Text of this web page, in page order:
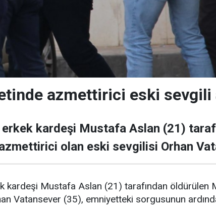
azmettirici eski sevgili
erkek kardeşi Mustafa Aslan (21)
olan eski sevgilisi Orhan
kardeşi Mustafa Aslan (21) tarafından
Vatansever (35), emniyetteki sorgusunun